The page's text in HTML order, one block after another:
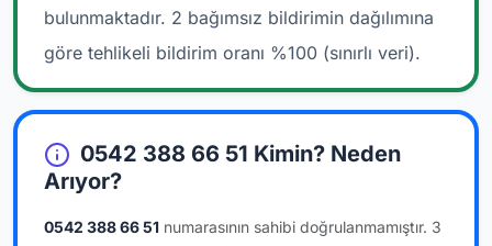
bulunmaktadır. 2 bağımsız bildirimin dağılımına
göre tehlikeli bildirim oranı %100 (sınırlı veri).
0542 388 66 51 Kimin? Neden
Arıyor?
0542 388 66 51 numarasının sahibi doğrulanmamıştır. 3